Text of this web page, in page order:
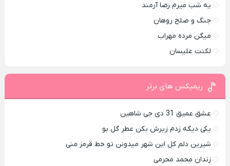
یه شب میرم رضا آرمند
جنگ و صلح روهان
میگن مرده مهراب
لکنت علیسان
ریمیکس های برتر
عشق عمیق 31 دی جی شاهین
یکی دیگه زدم زیرش بکن عطر گل بو
شیرین دلم کل این شهر میدونن تو خط قرمز منی
زندان محمد محرمی